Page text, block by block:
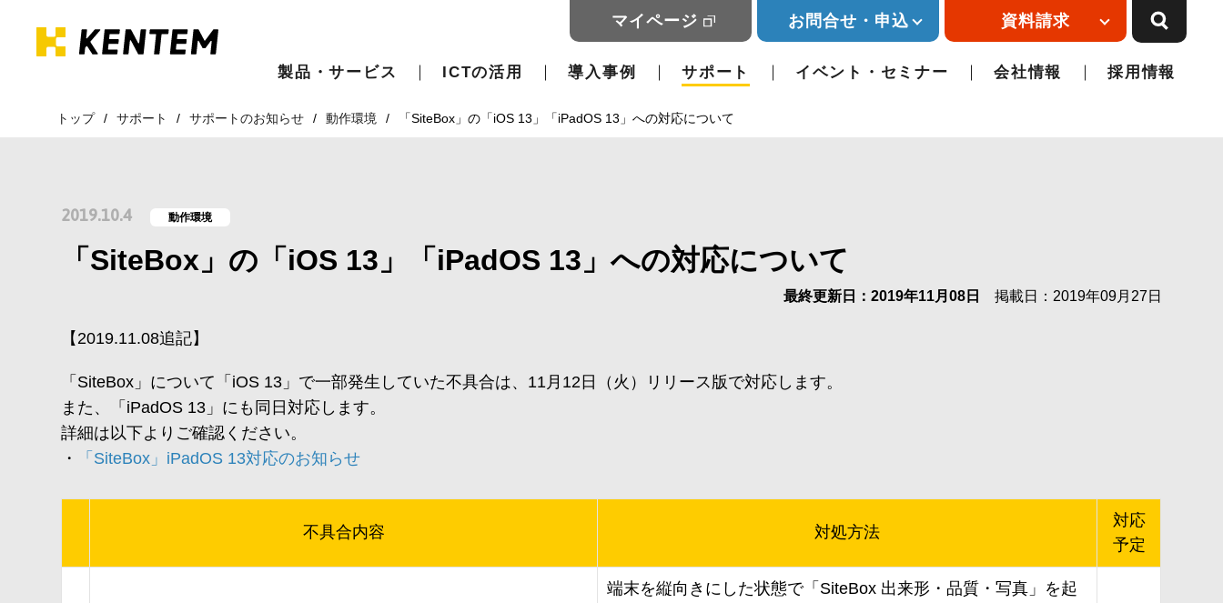
製品・サービス ICTの活用 導入事例 サポート イベント・セミナー 会社情報 採用情報
マイページ お問合せ・申込 資料請求
トップ サポート サポートのお知らせ 動作環境 「SiteBox」の「iOS 13」「iPadOS 13」への対応について
2019.10.4 動作環境
「SiteBox」の「iOS 13」「iPadOS 13」への対応について
最終更新日：2019年11月08日 掲載日：2019年09月27日
【2019.11.08追記】
「SiteBox」について「iOS 13」で一部発生していた不具合は、11月12日（火）リリース版で対応します。
また、「iPadOS 13」にも同日対応します。
詳細は以下よりご確認ください。
・
「SiteBox」iPadOS 13対応のお知らせ
不具合内容 対処方法
対応
予定
端末を縦向きにした状態で「SiteBox 出来形・品質・写真」を起